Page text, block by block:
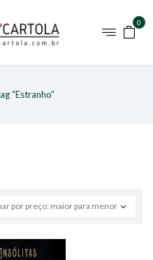
0
“Estranho”
por preço: maior para menor